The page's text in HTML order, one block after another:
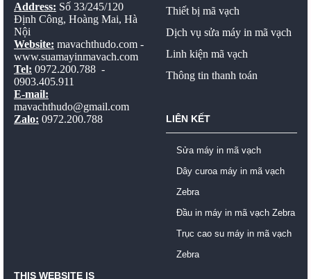
Address: Số 33/245/120
Định Công, Hoàng Mai, Hà
Nội
Website: mavachthudo.com -
www.suamayinmavach.com
Tel: 0972.200.788 -
0903.405.911
E-mail:
mavachthudo@gmail.com
Zalo: 0972.200.788
Thiết bị mã vạch
Dịch vụ sửa máy in mã vạch
Linh kiện mã vạch
Thông tin thanh toán
LIÊN KẾT
Sửa máy in mã vạch
Dây curoa máy in mã vạch
Zebra
Đầu in máy in mã vạch Zebra
Trục cao su máy in mã vạch
Zebra
THIS WEBSITE IS